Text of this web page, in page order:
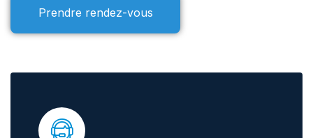
Prendre rendez-vous